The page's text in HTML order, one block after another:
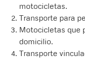
motocicletas.
Transporte para
Motocicletas que
domicilio.
Transporte